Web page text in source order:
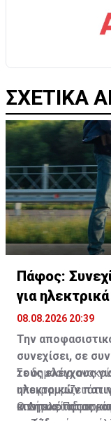
ΣΧΕΤΙΚΑ
Πάφος:
για
πεζόδρομους
08.08.2026 20:39
Την
συνεχίσει, σε
τους ελέγχους
ηλεκτρικών
κινητικότητας
Σε δημόσια
υπογραμμίζει ότι
αποτελεί
Ο Δήμος Πάφου,